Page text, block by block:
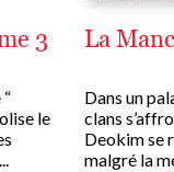
3
le
La
Dans un
clans
Deokim se
malgré la